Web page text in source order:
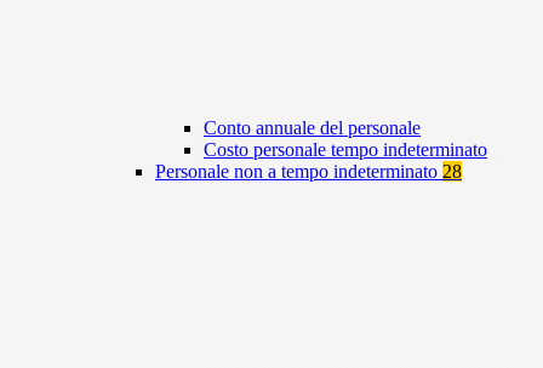
Conto annuale del personale
Costo personale tempo indeterminato
Personale non a tempo indeterminato 28